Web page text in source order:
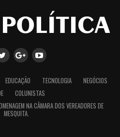
EDUCAÇÃO TECNOLOGIA
NEGÓCIOS
COLUNISTAS
NA CÂMARA DOS VEREADORES DE
MESQUITA.